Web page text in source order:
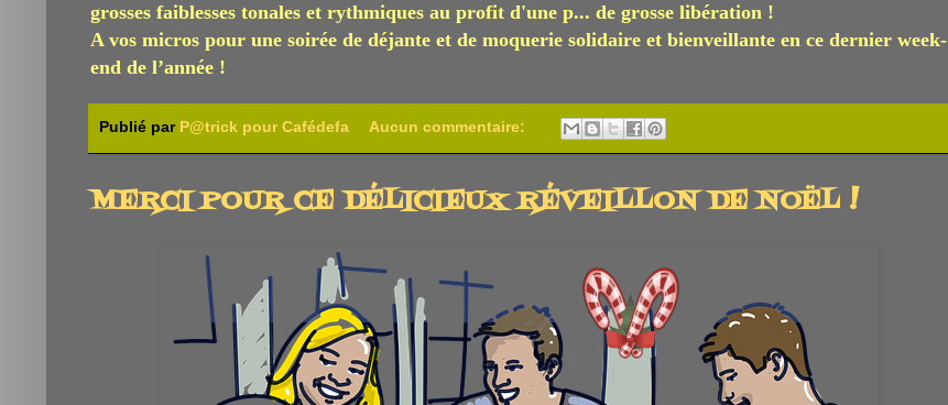
grosses faiblesses tonales et rythmiques au profit d'une p... de grosse libération !
A vos micros pour une soirée de déjante et de moquerie solidaire et bienveillante en ce dernier week-
end de l’année !
Publié par P@trick pour Cafédefa Aucun commentaire:
MERCI POUR CE DÉLICIEUX RÉVEILLON DE NOËL !